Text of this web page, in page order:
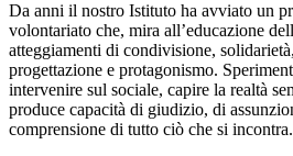
Da anni il nostro Istituto ha avviato un
volontariato che, mira all’educazione
atteggiamenti di condivisione,
progettazione e protagonismo.
intervenire sul sociale, capire la realtà
produce capacità di giudizio, di
comprensione di tutto ciò che si incontra.